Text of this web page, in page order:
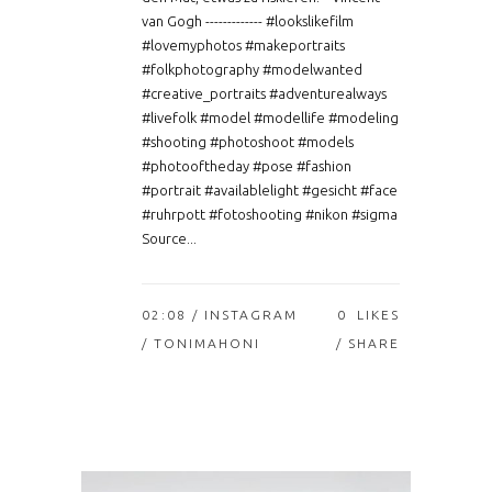
van Gogh ------------- #lookslikefilm
#lovemyphotos #makeportraits
#folkphotography #modelwanted
#creative_portraits #adventurealways
#livefolk #model #modellife #modeling
#shooting #photoshoot #models
#photooftheday #pose #fashion
#portrait #availablelight #gesicht #face
#ruhrpott #fotoshooting #nikon #sigma
Source...
02:08 / INSTAGRAM
/ TONIMAHONI
0
LIKES
SHARE